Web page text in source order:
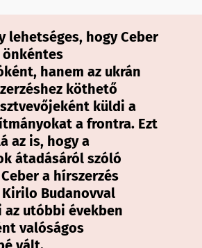
lehetséges, hogy Ceber
önkéntes
hanem az ukrán
köthető
küldi a
a frontra. Ezt
az is, hogy a
átadásáról szóló
a hírszerzés
Budanovval
az utóbbi években
valóságos